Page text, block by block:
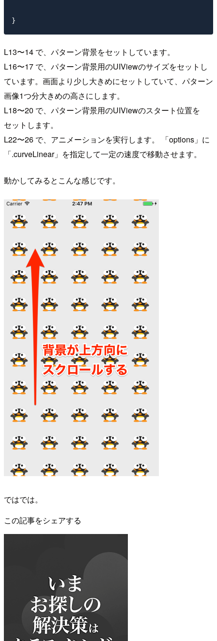
L13〜14 で、パターン背景をセットしています。
L16〜17 で、パターン背景用のUIViewのサイズをセットし
ています。画面より少し大きめにセットしていて、パターン
画像1つ分大きめの高さにします。
L18〜20 で、パターン背景用のUIViewのスタート位置を
セットします。
L22〜26 で、アニメーションを実行します。 「options」に
「.curveLinear」を指定して一定の速度で移動させます。
動かしてみるとこんな感じです。
ではでは。
この記事をシェアする